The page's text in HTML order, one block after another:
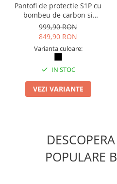
Pantofi de protectie S1P cu
bombeu de carbon si
inchidere BOAÂ® Fit
999,90 RON
849,90 RON
Varianta culoare:
IN STOC
VEZI VARIANTE
POPULARE